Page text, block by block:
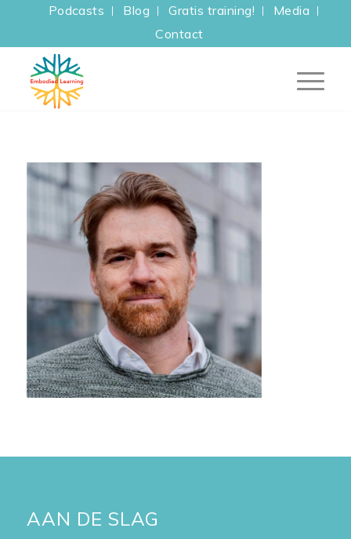
Podcasts Blog Gratis training!
Media
Contact
AAN DE SLAG